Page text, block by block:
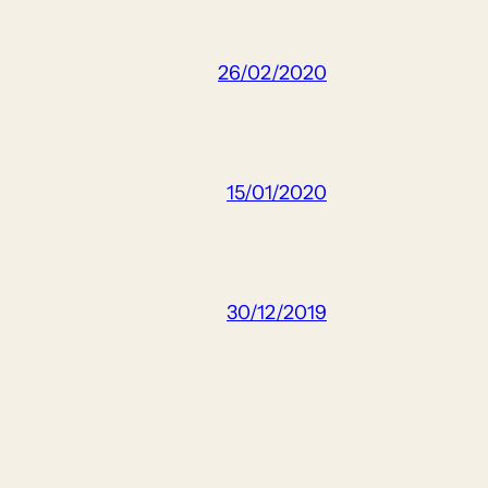
26/02/2020
15/01/2020
30/12/2019